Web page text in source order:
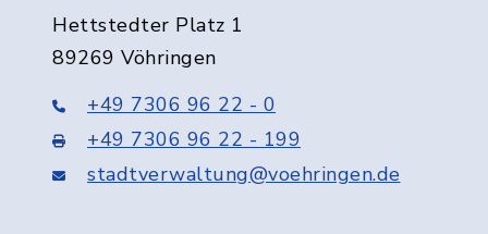
Hettstedter Platz 1
89269 Vöhringen
+49 7306 96 22 - 0
+49 7306 96 22 - 199
stadtverwaltung@voehringen.de